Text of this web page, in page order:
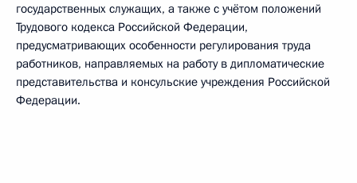
государственных служащих, а также с учётом положений
Трудового кодекса Российской Федерации,
предусматривающих особенности регулирования труда
работников, направляемых на работу в дипломатические
представительства и консульские учреждения Российской
Федерации.